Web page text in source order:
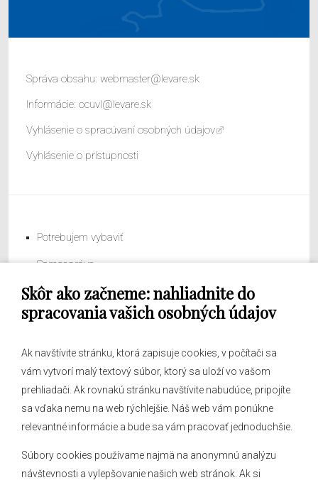
Skôr ako začneme: nahliadnite do
spracovania vašich osobných údajov
Ak navštívite stránku, ktorá zapisuje cookies, v počítači sa
vám vytvorí malý textový súbor, ktorý sa uloží vo vašom
prehliadači. Ak rovnakú stránku navštívite nabudúce, pripojíte
sa vďaka nemu na web rýchlejšie. Náš web vám ponúkne
relevantné informácie a bude sa vám pracovať jednoduchšie.
Súbory cookies používame najmä na anonymnú analýzu
návštevnosti a vylepšovanie našich web stránok. Ak si
Správa obsahu: webmaster@levare.sk
Informácie: ocuvl@levare.sk
Vyhlásenie o spracúvaní osobných údajov
Vyhlásenie o prístupnosti
Potrebujem vybaviť
Samospráva
Obecný úrad
O obci
Hlásenia obecného rozhlasu